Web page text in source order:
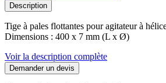
Description
Tige à pales flottantes pour agitateur à
Dimensions : 400 x 7 mm (L x Ø)
Voir la description complète
Demander un devis